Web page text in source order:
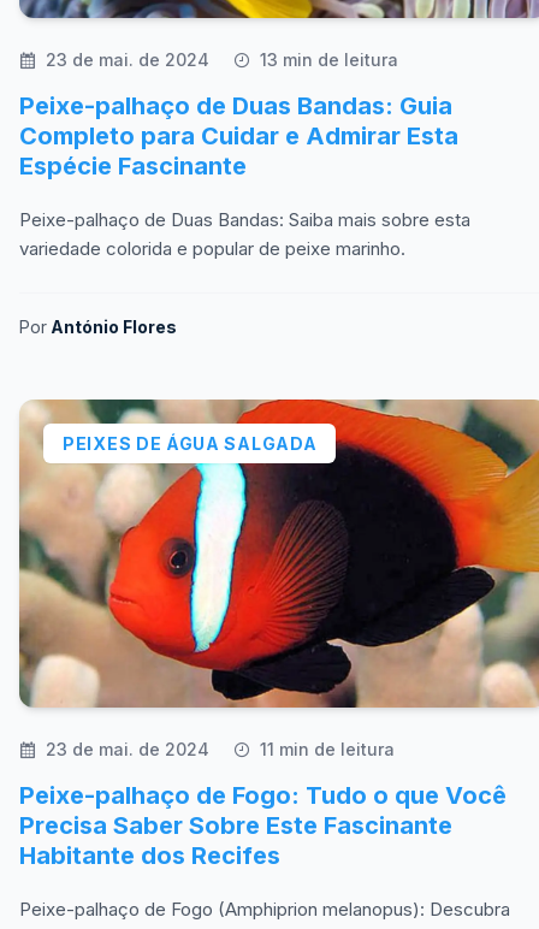
23 de mai. de 2024 13 min de leitura
Peixe-palhaço de Duas Bandas: Guia
Completo para Cuidar e Admirar Esta
Espécie Fascinante
Peixe-palhaço de Duas Bandas: Saiba mais sobre esta
variedade colorida e popular de peixe marinho.
Por António Flores
PEIXES DE ÁGUA SALGADA
23 de mai. de 2024 11 min de leitura
Peixe-palhaço de Fogo: Tudo o que Você
Precisa Saber Sobre Este Fascinante
Habitante dos Recifes
Peixe-palhaço de Fogo (Amphiprion melanopus): Descubra